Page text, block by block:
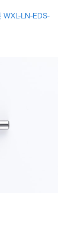
WXL-LN-EDS-